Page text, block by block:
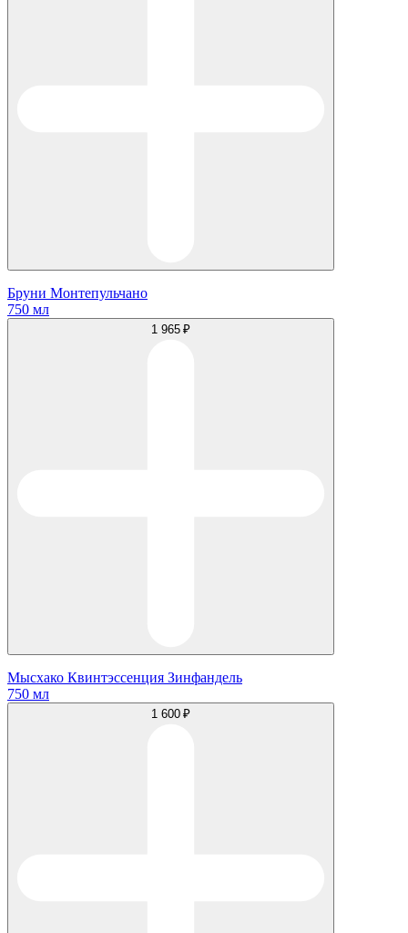
Бруни Монтепульчано
750 мл
1 965 ₽
Мысхако Квинтэссенция Зинфандель
750 мл
1 600 ₽